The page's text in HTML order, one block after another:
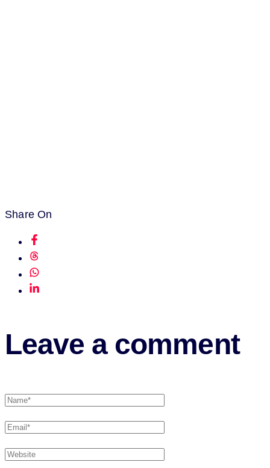
Share On
Leave a comment